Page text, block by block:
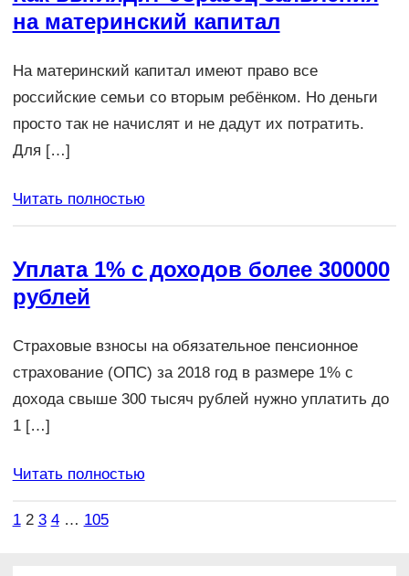
на материнский капитал
На материнский капитал имеют право все
российские семьи со вторым ребёнком. Но деньги
просто так не начислят и не дадут их потратить.
Для […]
Читать полностью
Уплата 1% с доходов более 300000
рублей
Страховые взносы на обязательное пенсионное
страхование (ОПС) за 2018 год в размере 1% с
дохода свыше 300 тысяч рублей нужно уплатить до
1 […]
Читать полностью
1 2 3 4 … 105